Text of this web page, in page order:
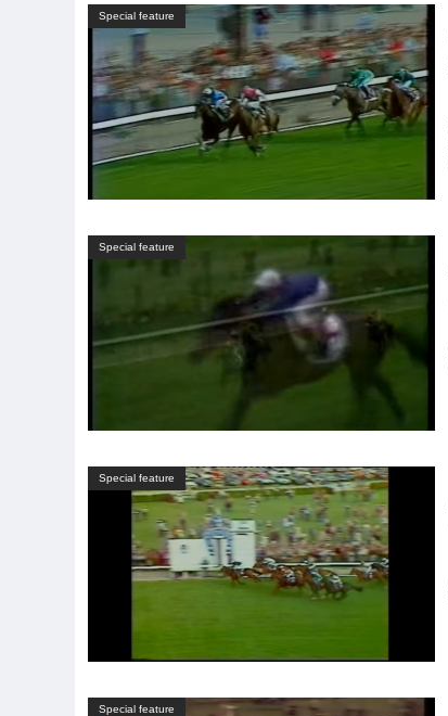
Special feature
Special feature
Special feature
Special feature